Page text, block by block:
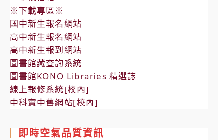
※下載專區※
國中新生報名網站
高中新生報名網站
高中新生報到網站
圖書館藏查詢系統
圖書館KONO Libraries 精選誌
線上報修系統[校內]
中科實中舊網站[校內]
即時空氣品質資訊